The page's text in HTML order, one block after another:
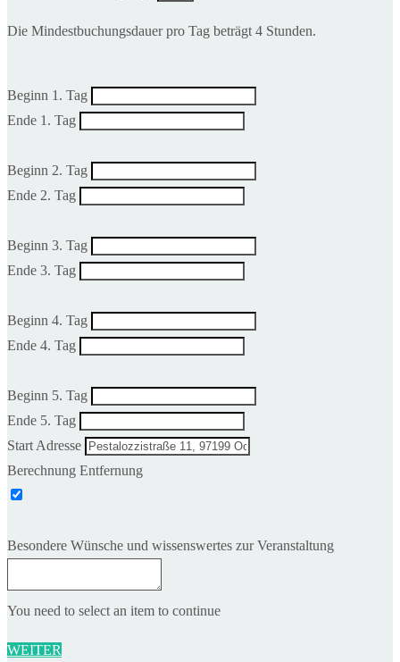
Die Mindestbuchungsdauer pro Tag beträgt 4 Stunden.
Beginn 1. Tag
Ende 1. Tag
Beginn 2. Tag
Ende 2. Tag
Beginn 3. Tag
Ende 3. Tag
Beginn 4. Tag
Ende 4. Tag
Beginn 5. Tag
Ende 5. Tag
Start Adresse
Berechnung Entfernung
Besondere Wünsche und wissenswertes zur Veranstaltung
You need to select an item to continue
WEITER